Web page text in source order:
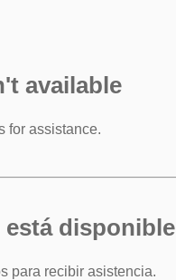
available
for assistance.
disponible
para recibir asistencia.